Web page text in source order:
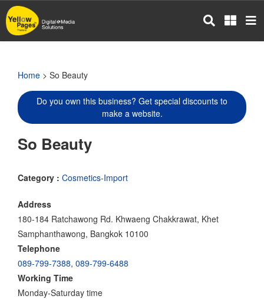
Skip
to
main
Home > So Beauty
Do you own this business? Get special discounts to
make a website.
So Beauty
Category : Cosmetics-Import
Address
180-184 Ratchawong Rd. Khwaeng Chakkrawat, Khet
Samphanthawong, Bangkok 10100
Telephone
089-799-7388, 089-799-6488
Working Time
Monday-Saturday time